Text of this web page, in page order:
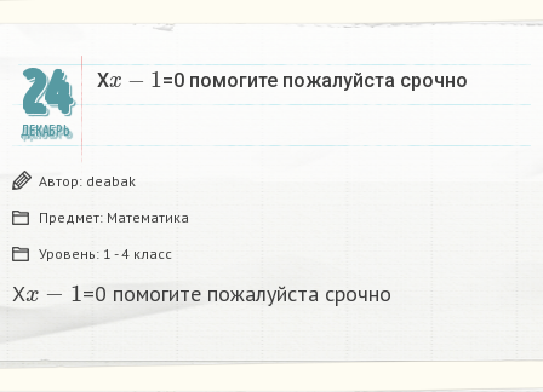
24
ДЕКАБРЬ
X
x−1
=0 помогите пожалуйста срочно
Автор: deabak
Предмет: Математика
Уровень: 1 - 4 класс
X =0 помогите пожалуйста срочно